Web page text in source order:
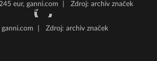
eur, ganni.com Zdroj: archiv značek
ganni.com Zdroj: archiv značek